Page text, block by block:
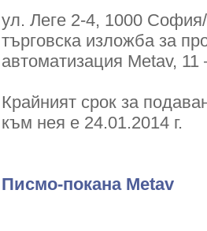
ул. Леге 2-4, 1000
търговска изложба за
автоматизация Metav,
Крайният срок за
към нея е 24.01.2014 г.
Писмо-покана Metav